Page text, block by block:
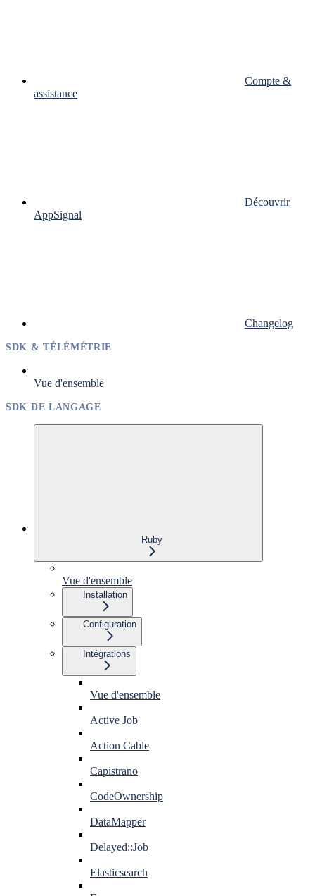
Compte &
assistance
Découvrir
AppSignal
Changelog
SDK & TÉLÉMÉTRIE
Vue d'ensemble
SDK DE LANGAGE
Ruby
Vue d'ensemble
Installation
Configuration
Intégrations
Vue d'ensemble
Active Job
Action Cable
Capistrano
CodeOwnership
DataMapper
Delayed::Job
Elasticsearch